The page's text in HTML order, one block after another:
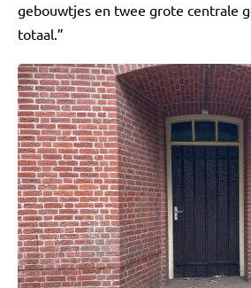
gebouwtjes en twee grote centrale
totaal.”